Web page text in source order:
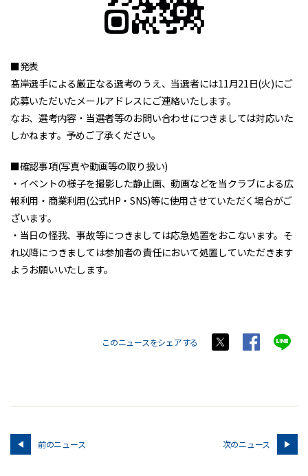
■発表
髙岸選手による厳正なる選考のうえ、当選者には11月21日(火)にご
応募いただいたメールアドレスにご連絡いたします。
なお、選考内容・当選者等のお問い合わせにつきましては対応いた
しかねます。予めご了承ください。
■確認事項(写真や動画等の取り扱い)
・イベントの様子を撮影した静止画、動画などを当クラブによる広
報利用・商業利用(公式HP・SNS)等に使用させていただく場合がご
ざいます。
・当日の怪我、事故等につきましては応急処置をおこないます。そ
れ以降につきましては参加者の責任において処置していただきます
ようお願いいたします。
このニュースをシェアする
前のニュース 次のニュース